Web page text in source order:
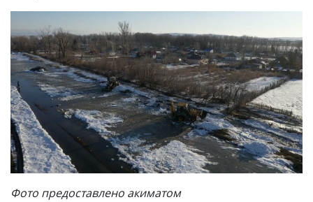
Фото предоставлено акиматом